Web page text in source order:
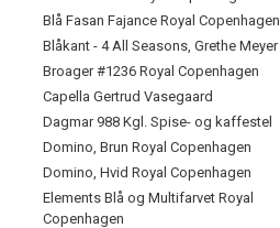
Blå Fasan Fajance Royal Copenhagen
Blåkant - 4 All Seasons, Grethe Meyer
Broager #1236 Royal Copenhagen
Capella Gertrud Vasegaard
Dagmar 988 Kgl. Spise- og kaffestel
Domino, Brun Royal Copenhagen
Domino, Hvid Royal Copenhagen
Elements Blå og Multifarvet Royal
Copenhagen